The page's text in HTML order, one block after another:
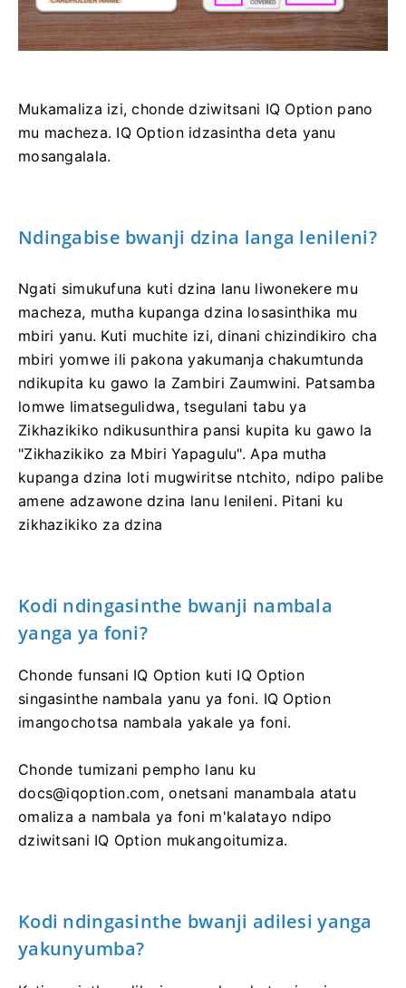
Mukamaliza izi, chonde dziwitsani IQ Option pano
mu macheza. IQ Option idzasintha deta yanu
mosangalala.
Ndingabise bwanji dzina langa lenileni?
Ngati simukufuna kuti dzina lanu liwonekere mu
macheza, mutha kupanga dzina losasinthika mu
mbiri yanu. Kuti muchite izi, dinani chizindikiro cha
mbiri yomwe ili pakona yakumanja chakumtunda
ndikupita ku gawo la Zambiri Zaumwini. Patsamba
lomwe limatsegulidwa, tsegulani tabu ya
Zikhazikiko ndikusunthira pansi kupita ku gawo la
"Zikhazikiko za Mbiri Yapagulu". Apa mutha
kupanga dzina loti mugwiritse ntchito, ndipo palibe
amene adzawone dzina lanu lenileni. Pitani ku
zikhazikiko za dzina
Kodi ndingasinthe bwanji nambala
yanga ya foni?
Chonde funsani IQ Option kuti IQ Option
singasinthe nambala yanu ya foni. IQ Option
imangochotsa nambala yakale ya foni.
Chonde tumizani pempho lanu ku
docs@iqoption.com, onetsani manambala atatu
omaliza a nambala ya foni m'kalatayo ndipo
dziwitsani IQ Option mukangoitumiza.
Kodi ndingasinthe bwanji adilesi yanga
yakunyumba?